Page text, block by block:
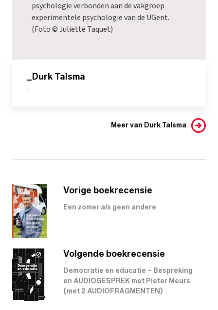
psychologie verbonden aan de vakgroep
experimentele psychologie van de UGent.
(Foto © Juliette Taquet)
_Durk Talsma
-
Meer van Durk Talsma
Vorige boekrecensie
Een zomer als geen andere
Volgende boekrecensie
Democratie en educatie – Bespreking
en AUDIOGESPREK met Pieter Meurs
(met 2 AUDIOFRAGMENTEN)